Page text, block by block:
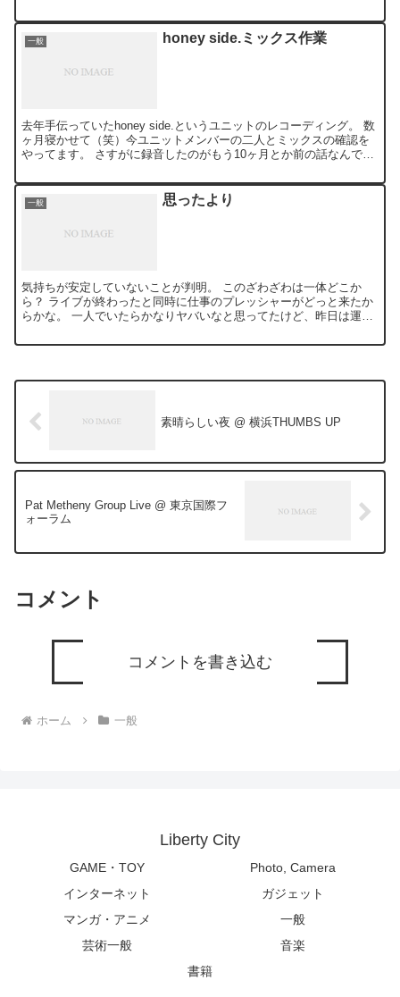
一般 honey side.ミックス作業
去年手伝っていたhoney side.というユニットのレコーディング。 数
ヶ月寝かせて（笑）今ユニットメンバーの二人とミックスの確認を
やってます。 さすがに録音したのがもう10ヶ月とか前の話なんで、
一般 思ったより
気持ちが安定していないことが判明。 このざわざわは一体どこか
ら？ ライブが終わったと同時に仕事のプレッシャーがどっと来たか
らかな。 一人でいたらかなりヤバいなと思ってたけど、昨日は運良
素晴らしい夜 @ 横浜THUMBS UP
Pat Metheny Group Live @ 東京国際フ
ォーラム
コメント
コメントを書き込む
ホーム 一般
Liberty City
GAME・TOY
Photo, Camera
インターネット
ガジェット
マンガ・アニメ
一般
芸術一般
音楽
書籍